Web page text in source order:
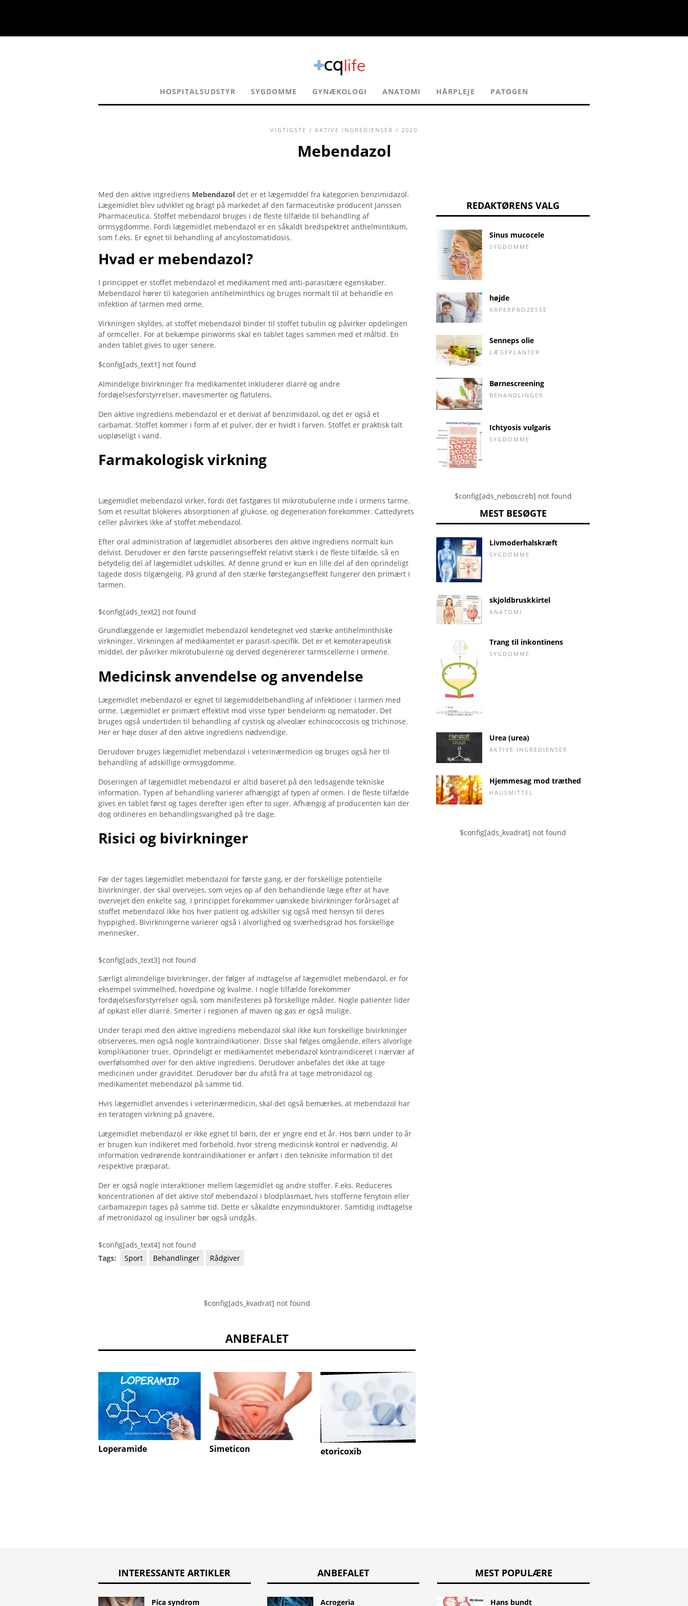
HOSPITALSUDSTYR SYGDOMME GYNÆKOLOGI ANATOMI HÅRPLEJE PATOGEN
VIGTIGSTE / AKTIVE INGREDIENSER / 2020
Mebendazol
Med den aktive ingrediens Mebendazol det er et lægemiddel fra kategorien benzimidazol.
Lægemidlet blev udviklet og bragt på markedet af den farmaceutiske producent Janssen
Pharmaceutica. Stoffet mebendazol bruges i de fleste tilfælde til behandling af
ormsygdomme. Fordi lægemidlet mebendazol er en såkaldt bredspektret anthelmintikum,
som f.eks. Er egnet til behandling af ancylostomatidosis.
Hvad er mebendazol?
I princippet er stoffet mebendazol et medikament med anti-parasitære egenskaber.
Mebendazol hører til kategorien antihelminthics og bruges normalt til at behandle en
infektion af tarmen med orme.
Virkningen skyldes, at stoffet mebendazol binder til stoffet tubulin og påvirker opdelingen
af ​​ormceller. For at bekæmpe pinworms skal en tablet tages sammen med et måltid. En
anden tablet gives to uger senere.
$config[ads_text1] not found
Almindelige bivirkninger fra medikamentet inkluderer diarré og andre
fordøjelsesforstyrrelser, mavesmerter og flatulens.
Den aktive ingrediens mebendazol er et derivat af benzimidazol, og det er også et
carbamat. Stoffet kommer i form af et pulver, der er hvidt i farven. Stoffet er praktisk talt
uopløseligt i vand.
Farmakologisk virkning
Lægemidlet mebendazol virker, fordi det fastgøres til mikrotubulerne inde i ormens tarme.
Som et resultat blokeres absorptionen af ​​glukose, og degeneration forekommer. Cattedyrets
celler påvirkes ikke af stoffet mebendazol.
Efter oral administration af lægemidlet absorberes den aktive ingrediens normalt kun
delvist. Derudover er den første passeringseffekt relativt stærk i de fleste tilfælde, så en
betydelig del af lægemidlet udskilles. Af denne grund er kun en lille del af den oprindeligt
tagede dosis tilgængelig. På grund af den stærke førstegangseffekt fungerer den primært i
tarmen.
$config[ads_text2] not found
Grundlæggende er lægemidlet mebendazol kendetegnet ved stærke antihelminthiske
virkninger. Virkningen af ​​medikamentet er parasit-specifik. Det er et kemoterapeutisk
middel, der påvirker mikrotubulerne og derved degenererer tarmscellerne i ormene.
Medicinsk anvendelse og anvendelse
Lægemidlet mebendazol er egnet til lægemiddelbehandling af infektioner i tarmen med
orme. Lægemidlet er primært effektivt mod visse typer bendelorm og nematoder. Det
bruges også undertiden til behandling af cystisk og alveolær echinococcosis og trichinose.
Her er høje doser af den aktive ingrediens nødvendige.
Derudover bruges lægemidlet mebendazol i veterinærmedicin og bruges også her til
behandling af adskillige ormsygdomme.
Doseringen af ​​lægemidlet mebendazol er altid baseret på den ledsagende tekniske
information. Typen af ​​behandling varierer afhængigt af typen af ​​ormen. I de fleste tilfælde
gives en tablet først og tages derefter igen efter to uger. Afhængig af producenten kan der
dog ordineres en behandlingsvarighed på tre dage.
Risici og bivirkninger
Før der tages lægemidlet mebendazol for første gang, er der forskellige potentielle
bivirkninger, der skal overvejes, som vejes op af den behandlende læge efter at have
overvejet den enkelte sag. I princippet forekommer uønskede bivirkninger forårsaget af
stoffet mebendazol ikke hos hver patient og adskiller sig også med hensyn til deres
hyppighed. Bivirkningerne varierer også i alvorlighed og sværhedsgrad hos forskellige
mennesker.
$config[ads_text3] not found
Særligt almindelige bivirkninger, der følger af indtagelse af lægemidlet mebendazol, er for
eksempel svimmelhed, hovedpine og kvalme. I nogle tilfælde forekommer
fordøjelsesforstyrrelser også, som manifesteres på forskellige måder. Nogle patienter lider
af opkast eller diarré. Smerter i regionen af ​​maven og gas er også mulige.
Under terapi med den aktive ingrediens mebendazol skal ikke kun forskellige bivirkninger
observeres, men også nogle kontraindikationer. Disse skal følges omgående, ellers alvorlige
komplikationer truer. Oprindeligt er medikamentet mebendazol kontraindiceret i nærvær af
overfølsomhed over for den aktive ingrediens. Derudover anbefales det ikke at tage
medicinen under graviditet. Derudover bør du afstå fra at tage metronidazol og
medikamentet mebendazol på samme tid.
Hvis lægemidlet anvendes i veterinærmedicin, skal det også bemærkes, at mebendazol har
en teratogen virkning på gnavere.
Lægemidlet mebendazol er ikke egnet til børn, der er yngre end et år. Hos børn under to år
er brugen kun indikeret med forbehold, hvor streng medicinsk kontrol er nødvendig. Al
information vedrørende kontraindikationer er anført i den tekniske information til det
respektive præparat.
Der er også nogle interaktioner mellem lægemidlet og andre stoffer. F.eks. Reduceres
koncentrationen af ​​det aktive stof mebendazol i blodplasmaet, hvis stofferne fenytoin eller
carbamazepin tages på samme tid. Dette er såkaldte enzyminduktorer. Samtidig indtagelse
af metronidazol og insuliner bør også undgås.
$config[ads_text4] not found
Tags:
Sport Behandlinger Rådgiver
$config[ads_kvadrat] not found
ANBEFALET
Loperamide Simeticon etoricoxib
REDAKTØRENS VALG
Sinus mucocele
SYGDOMME
højde
KRPERPROZESSE
Senneps olie
LÆGEPLANTER
Børnescreening
BEHANDLINGER
Ichtyosis vulgaris
SYGDOMME
$config[ads_neboscreb] not found
MEST BESØGTE
Livmoderhalskræft
SYGDOMME
skjoldbruskkirtel
ANATOMI
Trang til inkontinens
SYGDOMME
Urea (urea)
AKTIVE INGREDIENSER
Hjemmesag mod træthed
HAUSMITTEL
$config[ads_kvadrat] not found
INTERESSANTE ARTIKLER
Pica syndrom
ANBEFALET
Acrogeria
MEST POPULÆRE
Hans bundt